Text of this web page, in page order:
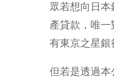
眾若想向日
產貸款，唯一
有東京之星銀
但若是透過本